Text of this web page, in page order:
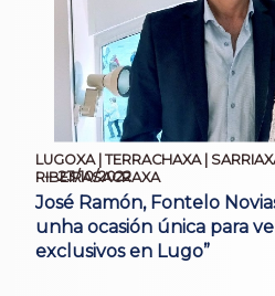
LUGOXA | TERRACHAXA |
RIBEIRASACRAXA
23/10/2022
José Ramón, Fontelo
unha ocasión única para
exclusivos en Lugo”